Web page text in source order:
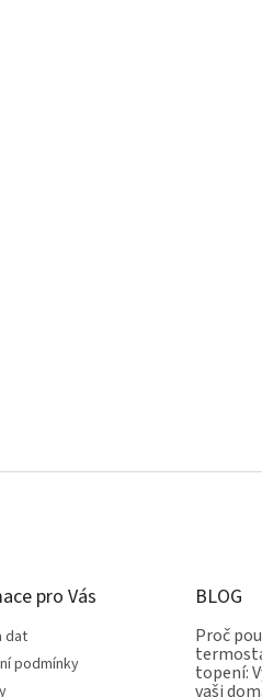
pro Vás
dat
podmínky
BLOG
Proč
topení:
vaši